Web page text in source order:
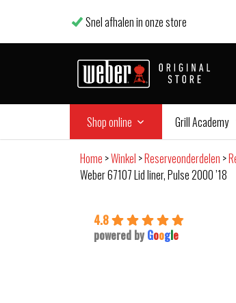
Snel afhalen in onze store
Shop online Grill Academy
Home >Winkel >Reserveonderdelen >
Weber 67107 Lid liner, Pulse 2000 ’18
4.8
powered by Google